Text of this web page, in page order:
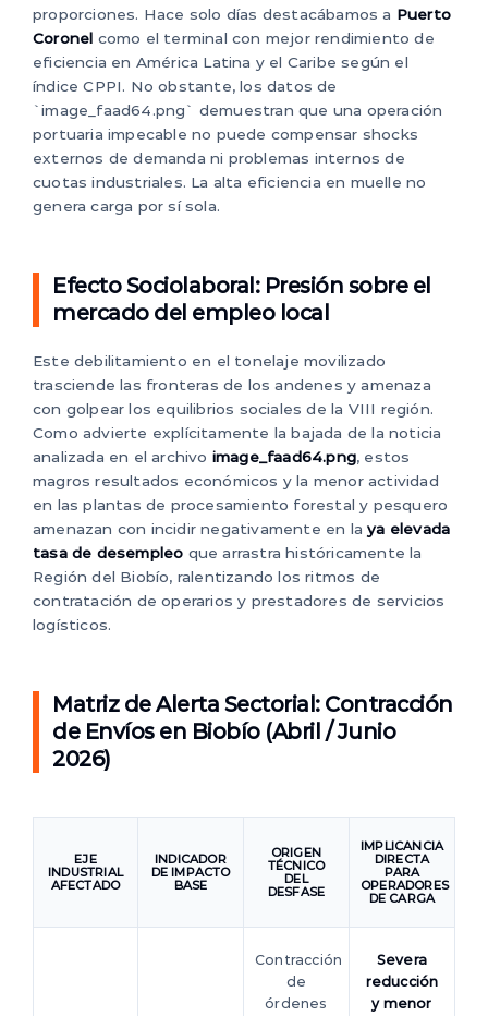
proporciones. Hace solo días destacábamos a Puerto
Coronel como el terminal con mejor rendimiento de
eficiencia en América Latina y el Caribe según el
índice CPPI. No obstante, los datos de
`image_faad64.png` demuestran que una operación
portuaria impecable no puede compensar shocks
externos de demanda ni problemas internos de
cuotas industriales. La alta eficiencia en muelle no
genera carga por sí sola.
Efecto Sociolaboral: Presión sobre el
mercado del empleo local
Este debilitamiento en el tonelaje movilizado
trasciende las fronteras de los andenes y amenaza
con golpear los equilibrios sociales de la VIII región.
Como advierte explícitamente la bajada de la noticia
analizada en el archivo image_faad64.png, estos
magros resultados económicos y la menor actividad
en las plantas de procesamiento forestal y pesquero
amenazan con incidir negativamente en laya elevada
tasa de desempleo que arrastra históricamente la
Región del Biobío, ralentizando los ritmos de
contratación de operarios y prestadores de servicios
logísticos.
Matriz de Alerta Sectorial: Contracción
de Envíos en Biobío (Abril / Junio
2026)
EJE
INDUSTRIAL
AFECTADO
INDICADOR
DE IMPACTO
BASE
ORIGEN
TÉCNICO
DEL
DESFASE
IMPLICANCIA
DIRECTA
PARA
OPERADORES
DE CARGA
Contracción
de
órdenes
Severa
reducción
y menor